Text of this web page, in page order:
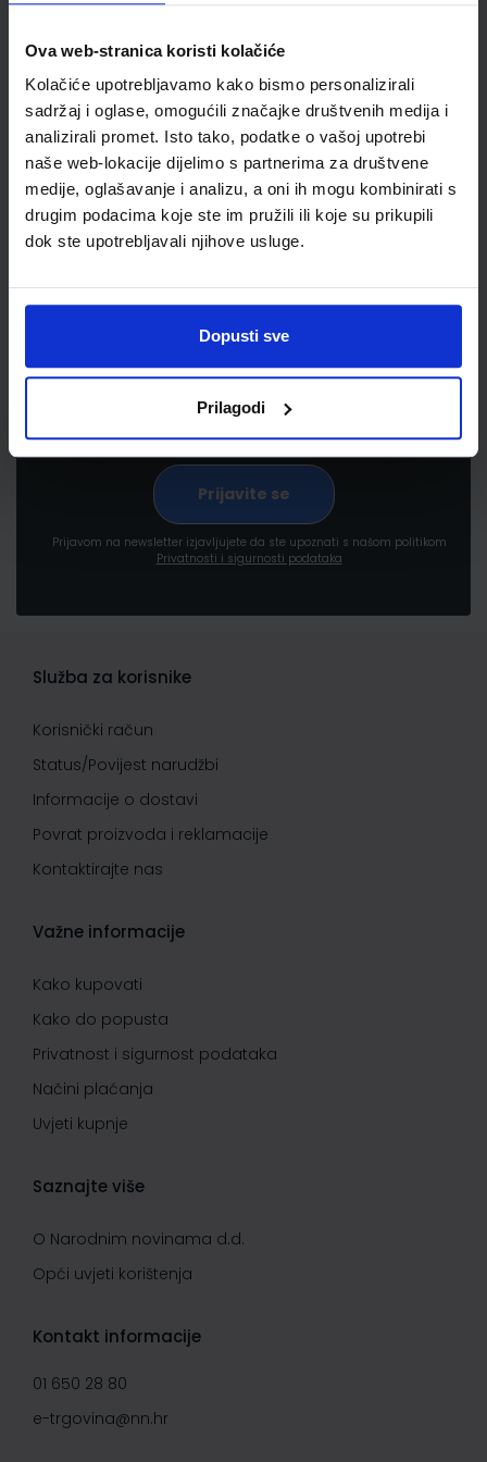
Ova web-stranica koristi kolačiće
Kolačiće upotrebljavamo kako bismo personalizirali
sadržaj i oglase, omogućili značajke društvenih medija i
analizirali promet. Isto tako, podatke o vašoj upotrebi
naše web-lokacije dijelimo s partnerima za društvene
medije, oglašavanje i analizu, a oni ih mogu kombinirati s
drugim podacima koje ste im pružili ili koje su prikupili
dok ste upotrebljavali njihove usluge.
Dopusti sve
Prilagodi
Newsletter prijava
Prijavite se kako bi primali informacije o novim
proizvodima i uslugama, akcijama i drugim
Prijavom na newsletter izjavljujete da ste upoznati s našom politikom
Privatnosti i sigurnosti podataka
Služba za korisnike
Korisnički račun
Status/Povijest narudžbi
Informacije o dostavi
Povrat proizvoda i reklamacije
Kontaktirajte nas
Važne informacije
Kako kupovati
Kako do popusta
Privatnost i sigurnost podataka
Načini plaćanja
Uvjeti kupnje
Saznajte više
O Narodnim novinama d.d.
Opći uvjeti korištenja
Kontakt informacije
01 650 28 80
e-trgovina@nn.hr